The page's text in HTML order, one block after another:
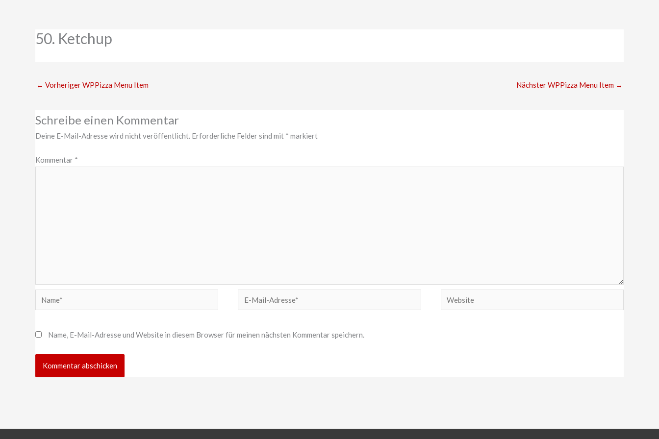
50. Ketchup
← Vorheriger WPPizza Menu Item Nächster WPPizza Menu Item →
Schreibe einen Kommentar
Deine E-Mail-Adresse wird nicht veröffentlicht. Erforderliche Felder sind mit * markiert
Kommentar *
Name*
E-
Mail-
Website
Name, E-Mail-Adresse und Website in diesem Browser für meinen nächsten Kommentar speichern.